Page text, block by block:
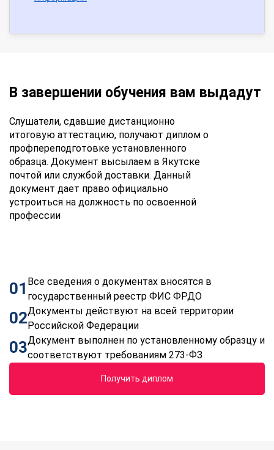
В завершении обучения вам выдадут
Слушатели, сдавшие дистанционно
итоговую аттестацию, получают диплом о
профпереподготовке установленного
образца. Документ высылаем в Якутске
почтой или службой доставки. Данный
документ дает право официально
устроиться на должность по освоенной
профессии
01 Все сведения о документах вносятся в
государственный реестр ФИС ФРДО
02Документы действуют на всей территории
Российской Федерации
03Документ выполнен по установленному образцу и
соответствуют требованиям 273-ФЗ
Получить диплом